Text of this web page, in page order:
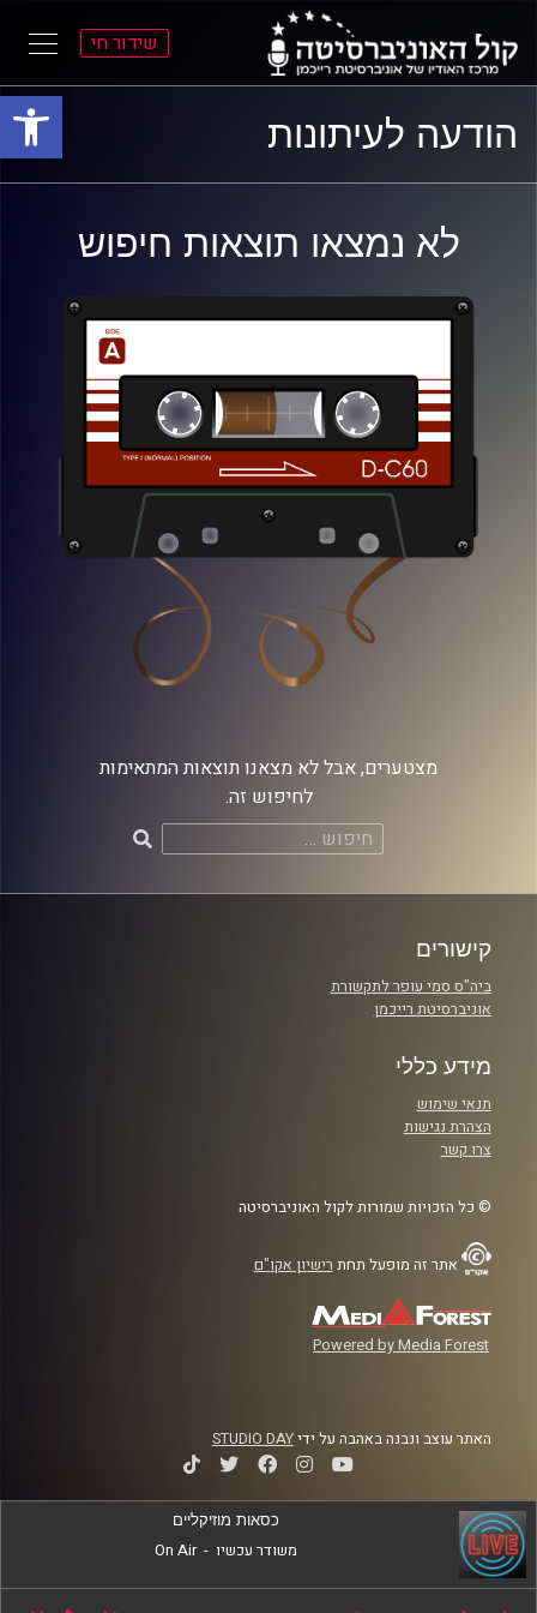
פתח
התפריט
הראשי
התוכן
הראשי
שידור חי
הודעה לעיתונות
לא נמצאו תוצאות חיפוש
מצטערים, אבל לא מצאנו תוצאות המתאימות
לחיפוש זה.
חיפוש:
קישורים
ביה"ס סמי עופר לתקשורת
אוניברסיטת רייכמן
מידע כללי
תנאי שימוש
הצהרת נגישות
צרו קשר
© כל הזכויות שמורות לקול האוניברסיטה
אתר זה מופעל תחת רישיון אקו"ם
Powered by Media Forest
האתר עוצב ונבנה באהבה על ידיSTUDIO DAY
כסאות מוזיקליים
משודר עכשיו -
On Air